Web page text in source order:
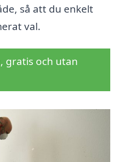
så att du enkelt
val.
gratis och utan